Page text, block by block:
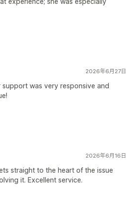
2026年6月27日
support was very responsive and
2026年6月16日
straight to the heart of the issue
it. Excellent service.